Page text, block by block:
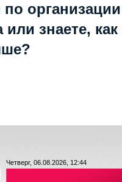
организации
знаете, как
Четверг, 06.08.2026, 12:44